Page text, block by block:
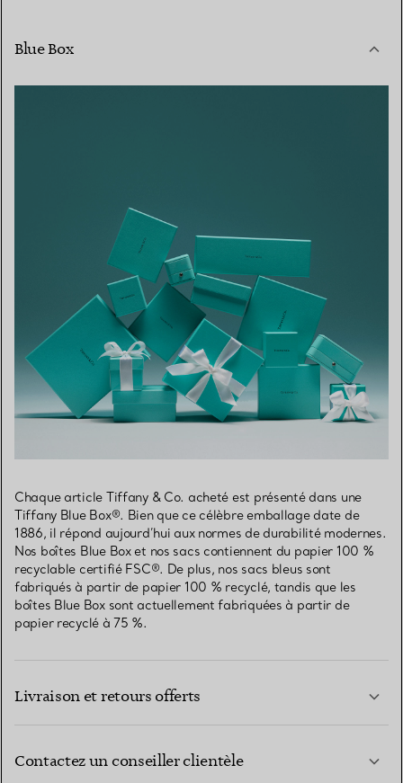
Blue Box
Chaque article Tiffany & Co. acheté est présenté dans une
Tiffany Blue Box®. Bien que ce célèbre emballage date de
1886, il répond aujourd’hui aux normes de durabilité modernes.
Nos boîtes Blue Box et nos sacs contiennent du papier 100 %
recyclable certifié FSC®. De plus, nos sacs bleus sont
fabriqués à partir de papier 100 % recyclé, tandis que les
boîtes Blue Box sont actuellement fabriquées à partir de
papier recyclé à 75 %.
Livraison et retours offerts
Contactez un conseiller clientèle